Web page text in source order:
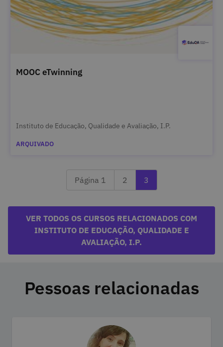
MOOC eTwinning
Instituto de Educação, Qualidade e Avaliação, I.P.
ARQUIVADO
Página 1 Página anterior 2
2 A ler a última página
3
VER TODOS OS CURSOS RELACIONADOS COM
INSTITUTO DE EDUCAÇÃO, QUALIDADE E
AVALIAÇÃO, I.P.
Pessoas relacionadas